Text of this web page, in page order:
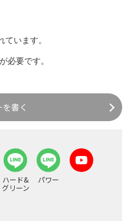
います。
が必要です。
を書く
ハード&
グリーン
パワー